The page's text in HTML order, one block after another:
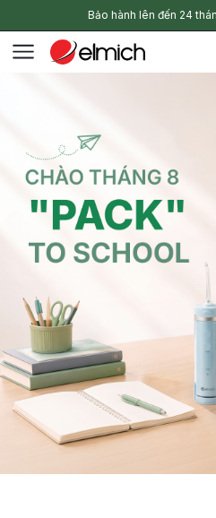
Bảo hành lên đến 24